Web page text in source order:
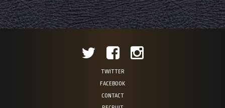
TWITTER
FACEBOOK
CONTACT